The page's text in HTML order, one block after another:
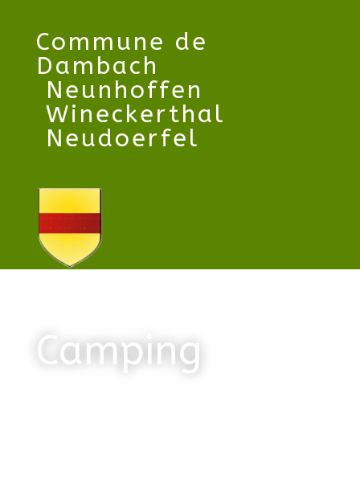
Commune de
Dambach
Neunhoffen
Wineckerthal
Neudoerfel
Camping